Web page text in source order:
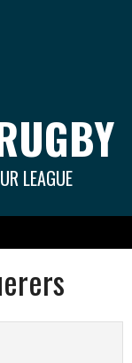
LEAGUE